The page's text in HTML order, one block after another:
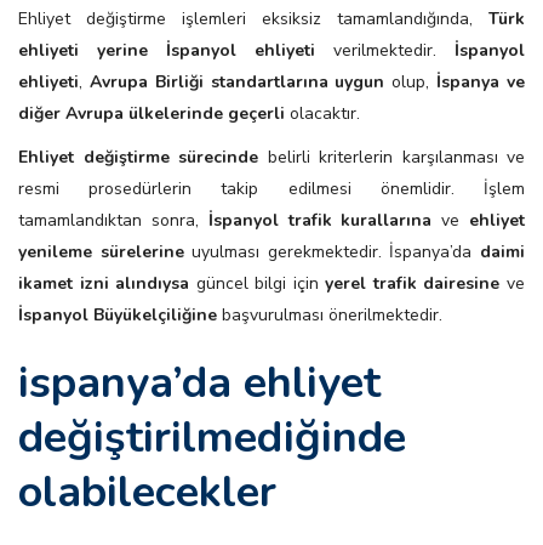
Ehliyet değiştirme işlemleri eksiksiz tamamlandığında, Türk
ehliyeti yerine İspanyol ehliyeti verilmektedir. İspanyol
ehliyeti, Avrupa Birliği standartlarına uygun olup, İspanya ve
diğer Avrupa ülkelerinde geçerli olacaktır.
Ehliyet değiştirme sürecinde belirli kriterlerin karşılanması ve
resmi prosedürlerin takip edilmesi önemlidir. İşlem
tamamlandıktan sonra, İspanyol trafik kurallarına ve ehliyet
yenileme sürelerineuyulması gerekmektedir. İspanya’da daimi
ikamet izni alındıysa güncel bilgi içinyerel trafik dairesine ve
İspanyol Büyükelçiliğine başvurulması önerilmektedir.
i̇spanya’da ehliyet
değiştirilmediğinde
olabilecekler